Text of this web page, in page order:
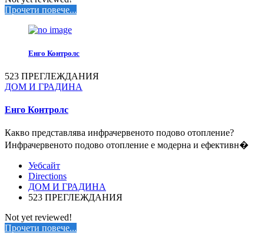
Прочети повече...
Енго Контролс
523 ПРЕГЛЕЖДАНИЯ
ДОМ И ГРАДИНА
Енго Контролс
Какво представлява инфрачервеното подово отопление?
Инфрачервеното подово отопление е модерна и ефективн�
Уебсайт
Directions
ДОМ И ГРАДИНА
523 ПРЕГЛЕЖДАНИЯ
Not yet reviewed!
Прочети повече...